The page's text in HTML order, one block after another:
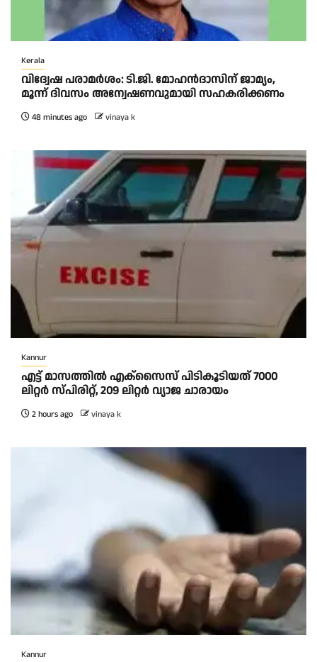
Kerala
വിദ്വേഷ പരാമർശം: ടി.ജി. മോഹൻദാസിന് ജാമ്യം,
മൂന്ന് ദിവസം അന്വേഷണവുമായി സഹകരിക്കണം
48 minutes ago vinaya k
Kannur
എട്ട് മാസത്തിൽ എക്സൈസ് പിടികൂടിയത് 7000
ലിറ്റർ സ്പിരിറ്റ്‌, 209 ലിറ്റർ വ്യാജ ചാരായം
2 hours ago vinaya k
Kannur